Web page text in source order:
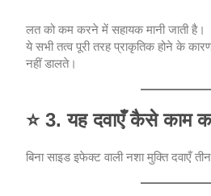
लत को कम करने में सहायक मानी जाती है।
ये सभी तत्व पूरी तरह प्राकृतिक होने के
नहीं डालते।
⭐3. यह दवाएँ कैसे काम
बिना साइड इफेक्ट वाली नशा मुक्ति दवाएँ